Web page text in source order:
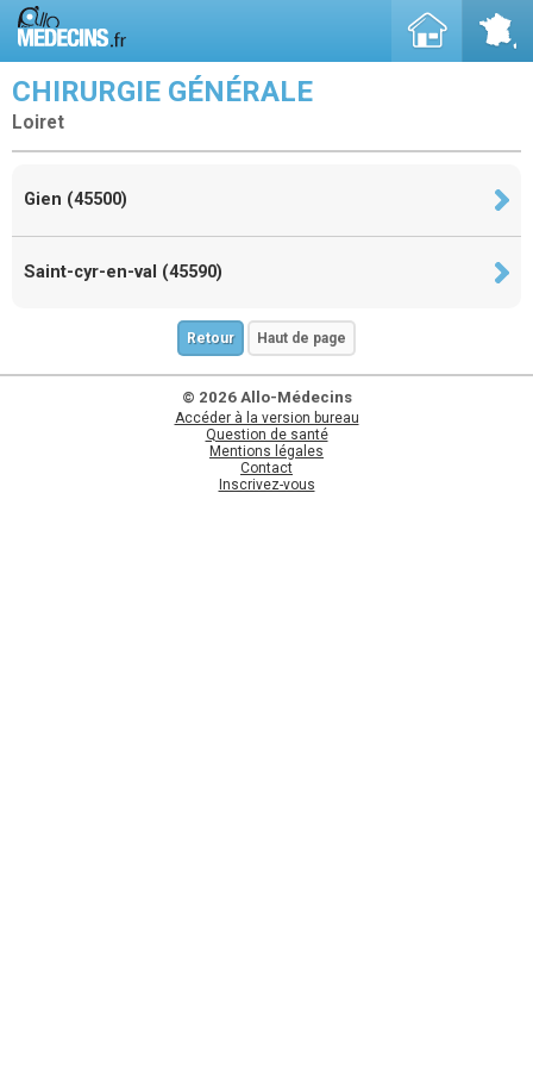
CHIRURGIE GÉNÉRALE
Loiret
Gien (45500)
Saint-cyr-en-val (45590)
Retour Haut de page
© 2026 Allo-Médecins
Accéder à la version bureau
Question de santé
Mentions légales
Contact
Inscrivez-vous